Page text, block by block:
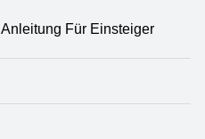
Anleitung Für Einsteiger